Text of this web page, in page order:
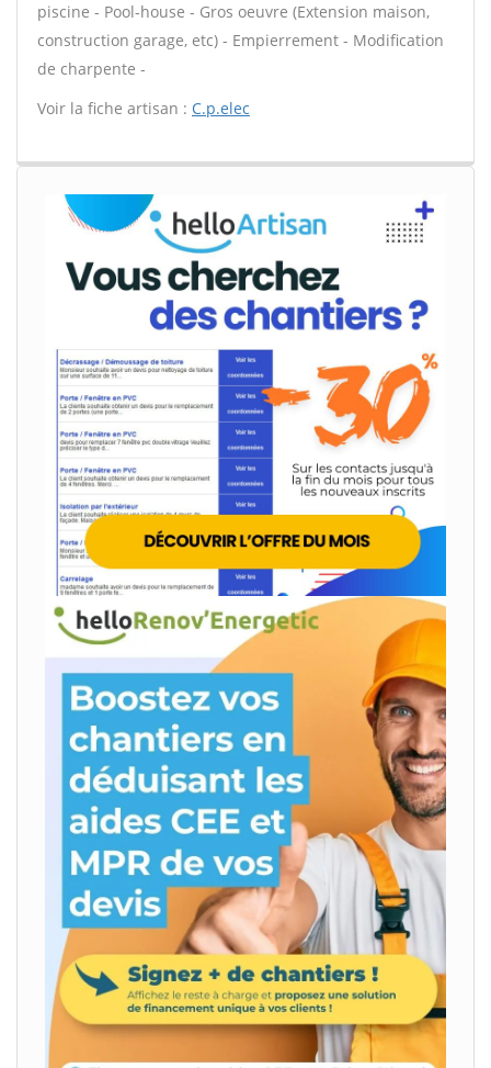
piscine - Pool-house - Gros oeuvre (Extension maison,
construction garage, etc) - Empierrement - Modification
de charpente -
Voir la fiche artisan : C.p.elec